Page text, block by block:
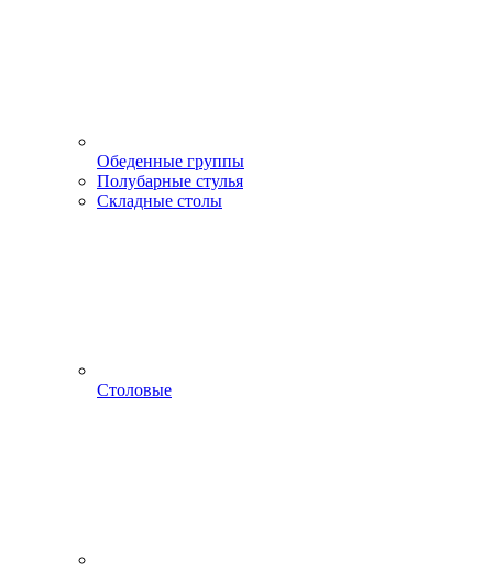
Обеденные группы
Полубарные стулья
Складные столы
Столовые